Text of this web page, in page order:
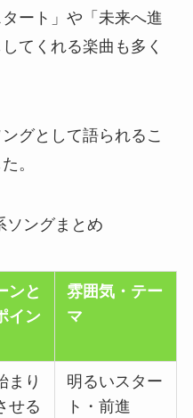
ート」や「未来へ進
てくれる楽曲も多く
グとして語られるこ
。
ングまとめ
ンと
イン
雰囲気・テー
マ
まり
せる
明るいスター
ト・前進